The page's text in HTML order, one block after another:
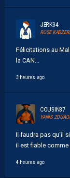
JERK34
Félicitations au
la CAN...
3 heures ago
COUSIN37
YANIS
Il faudra pas qu’il
il est fiable comme
4 heures ago